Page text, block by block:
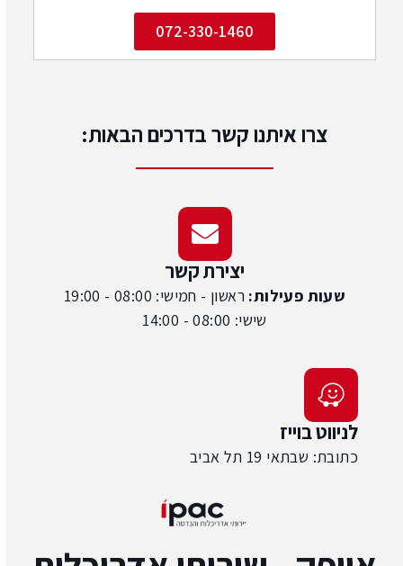
072-330-1460
צרו איתנו קשר בדרכים הבאות:
יצירת קשר
שעות פעילות: ראשון - חמישי: 08:00 - 19:00
שישי: 08:00 - 14:00
לניווט בוייז
כתובת: שבתאי 19 תל אביב